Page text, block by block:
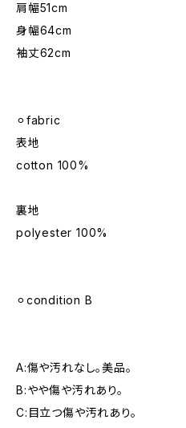
肩幅51cm
身幅64cm
袖丈62cm
⚪︎fabric
表地
cotton 100%
裏地
polyester 100%
⚪︎condition B
A:傷や汚れなし。美品。
B:やや傷や汚れあり。
C:目立つ傷や汚れあり。